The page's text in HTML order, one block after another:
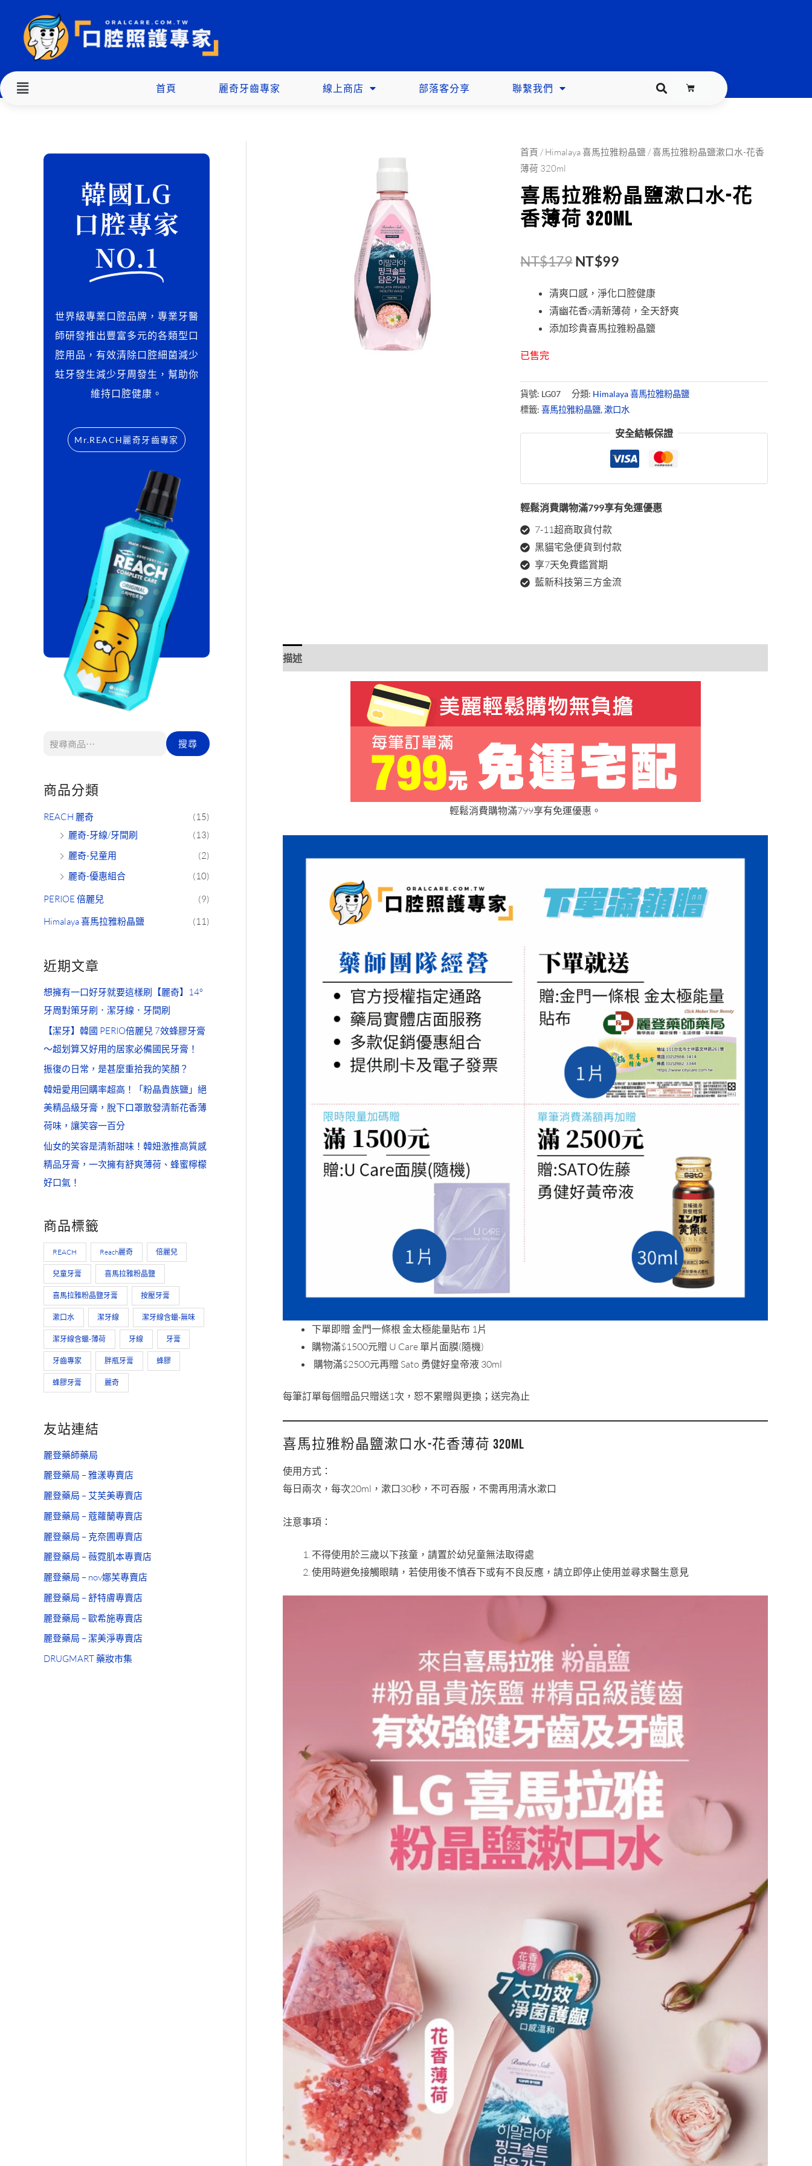
內
容
Menu 首頁 麗奇牙齒專家 線上商店 部落客分享 聯繫我們
購
韓國LG
口腔專家
NO.1
世界級專業口腔品牌，專業牙醫
師研發推出豐富多元的各類型口
腔用品，有效清除口腔細菌減少
蛀牙發生減少牙周發生，幫助你
維持口腔健康。
Mr.REACH麗奇牙齒專家
搜
搜尋
商品分類
REACH 麗奇
(15)
麗奇-牙線/牙間刷
(13)
麗奇-兒童用
(2)
麗奇-優惠組合
(10)
PERIOE 倍麗兒
(9)
Himalaya 喜馬拉雅粉晶鹽
(11)
近期文章
想擁有一口好牙就要這樣刷【麗奇】14°
牙周對策牙刷．潔牙線．牙間刷
【潔牙】韓國 PERIO倍麗兒 7效蜂膠牙膏
～超划算又好用的居家必備國民牙膏！
振復の日常，是甚麼重拾我的笑顏？
韓妞愛用回購率超高！「粉晶貴族鹽」絕
美精品級牙膏，脫下口罩散發清新花香薄
荷味，讓笑容一百分
仙女的笑容是清新甜味！韓妞激推高質感
精品牙膏，一次擁有舒爽薄荷、蜂蜜檸檬
好口氣！
商品標籤
REACH Reach麗奇 倍麗兒
兒童牙膏 喜馬拉雅粉晶鹽
喜馬拉雅粉晶鹽牙膏 按壓牙膏
漱口水 潔牙線 潔牙線含蠟-無味
潔牙線含蠟-薄荷 牙線 牙膏
牙齒專家 胖瓶牙膏 蜂膠
蜂膠牙膏 麗奇
友站連結
麗登藥師藥局
麗登藥局 – 雅漾專賣店
麗登藥局 – 艾芙美專賣店
麗登藥局 – 蔻蘿蘭專賣店
麗登藥局 – 克奈圃專賣店
麗登藥局 – 薇霓肌本專賣店
麗登藥局 – nov娜芙專賣店
麗登藥局 – 舒特膚專賣店
麗登藥局 – 歐希施專賣店
麗登藥局 – 潔美淨專賣店
DRUGMART 藥妝市集
首頁 / Himalaya 喜馬拉雅粉晶鹽 / 喜馬拉雅粉晶鹽漱口水-花香
薄荷 320ml
喜馬拉雅粉晶鹽漱口水-花
香薄荷 320ml
NT$179
始
格：
NT$179。
NT$99
前
格：
NT$99。
清爽口感，淨化口腔健康
清幽花香x清新薄荷，全天舒爽
添加珍貴喜馬拉雅粉晶鹽
已售完
貨號: LG07 分類: Himalaya 喜馬拉雅粉晶鹽
標籤:喜馬拉雅粉晶鹽,漱口水
安全結帳保證
輕鬆消費購物滿799享有免運優惠
7-11超商取貨付款
黑貓宅急便貨到付款
享7天免費鑑賞期
藍新科技第三方金流
描述
輕鬆消費購物滿799享有免運優惠。
下單即贈 金門一條根 金太極能量貼布 1片
購物滿$1500元贈 U Care 單片面膜(隨機)
購物滿$2500元再贈 Sato 勇健好皇帝液 30ml
每筆訂單每個贈品只贈送1次，恕不累贈與更換；送完為止
喜馬拉雅粉晶鹽漱口水-花香薄荷 320ml
使用方式：
每日兩次，每次20ml，漱口30秒，不可吞服，不需再用清水漱口
注意事項：
不得使用於三歲以下孩童，請置於幼兒童無法取得處
使用時避免接觸眼睛，若使用後不慎吞下或有不良反應，請立即停止使用並尋求醫生意見